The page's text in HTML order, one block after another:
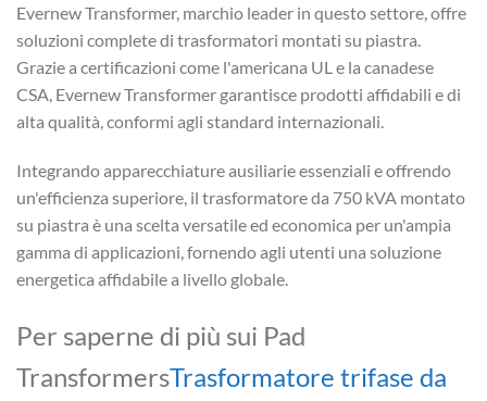
Evernew Transformer, marchio leader in questo settore, offre
soluzioni complete di trasformatori montati su piastra.
Grazie a certificazioni come l'americana UL e la canadese
CSA, Evernew Transformer garantisce prodotti affidabili e di
alta qualità, conformi agli standard internazionali.
Integrando apparecchiature ausiliarie essenziali e offrendo
un'efficienza superiore, il trasformatore da 750 kVA montato
su piastra è una scelta versatile ed economica per un'ampia
gamma di applicazioni, fornendo agli utenti una soluzione
energetica affidabile a livello globale.
Per saperne di più sui Pad
TransformersTrasformatore trifase da